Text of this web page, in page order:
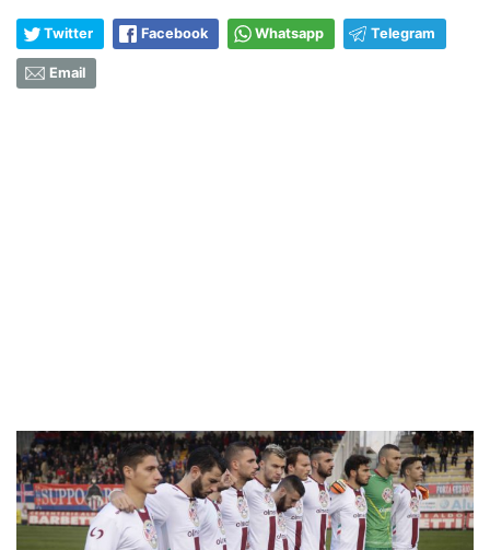
Twitter Facebook Whatsapp Telegram
Email